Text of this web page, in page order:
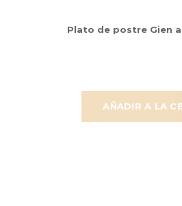
AÑADIR A LA
Plato de postre Gien